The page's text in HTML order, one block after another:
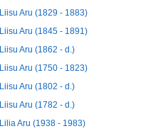
Liisu Aru (1829 - 1883)
Liisu Aru (1845 - 1891)
Liisu Aru (1862 - d.)
Liisu Aru (1750 - 1823)
Liisu Aru (1802 - d.)
Liisu Aru (1782 - d.)
Lilia Aru (1938 - 1983)